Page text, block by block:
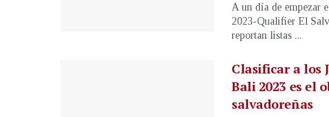
A un día de empezar
2023-Qualifier El
reportan listas ...
Clasificar a los
Bali 2023 es el
salvadoreñas